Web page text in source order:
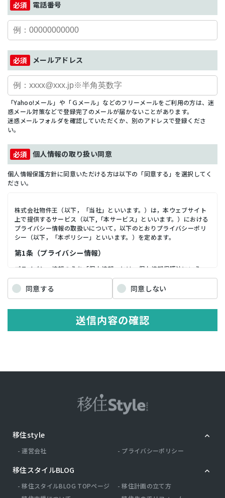
電話番号
メールアドレス
「Yahoo!メール」や「Ｇメール」などのフリーメールをご利用の方は、迷
惑メール対策などで登録完了のメールが届かないことがあります。
迷惑メールフォルダを確認していただくか、別のアドレスで登録くださ
い。
個人情報の取り扱い同意
個人情報保護方針に同意いただける方は以下の「同意する」を選択してく
ださい。
株式会社物件王（以下，「当社」といいます。）は，本ウェブサイト
上で提供するサービス（以下,「本サービス」といいます。）における
プライバシー情報の取扱いについて，以下のとおりプライバシーポリ
シー（以下，「本ポリシー」といいます。）を定めます。
第1条（プライバシー情報）
プライバシー情報のうち「個人情報」とは，個人情報保護法にいう
「個人情報」を指すものとし，生存する個人に関する情報であって，
当該情報に含まれる氏名，生年月日，住所，電話番号，連絡先その他
の記述等により特定の個人を識別できる情報を指します。 プライバシ
情報」以外のものをいい，ご利用いただいたサービスやご購入いただ
いた商品，ご覧になったページや広告の履歴，ユーザーが検索された
検索キーワード，ご利用日時，ご利用の方法，ご利用環境，郵便番号
第２条（プライバシー情報の収集方法）
番号，メールアドレス，銀行口座番号，クレジットカード番号，運転
免許証番号などの個人情報をお尋ねすることがあります。また，ユー
ザーと提携先などとの間でなされたユーザーの個人情報を含む取引記
配信先などを含みます。以下，｢提携先｣といいます。）などから収集
することがあります。 当社は，ユーザーについて，利用したサービス
やソフトウエア，購入した商品，閲覧したページや広告の履歴，検索
じてご利用の場合の当該端末の通信状態，利用に際しての各種設定情
報なども含みます），IPアドレス，クッキー情報，位置情報，端末の
個体識別情報などの履歴情報および特性情報を，ユーザーが当社や提
携先のサービスを利用しまたはページを閲覧する際に収集します。
同意する 同意しない
送信内容の確認
移住style
運営会社 プライバシーポリシー
移住スタイルBLOG
移住スタイルBLOG TOPページ
移住計画の立て方